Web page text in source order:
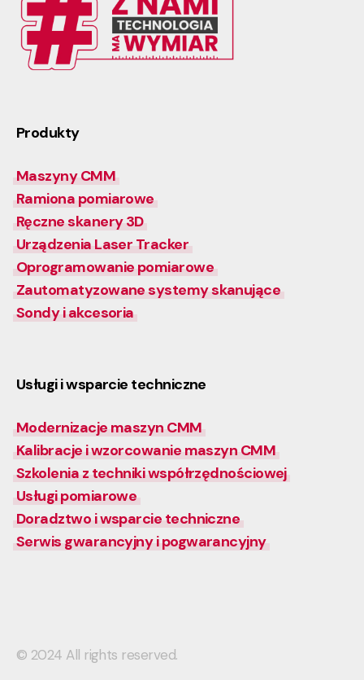
Produkty
Maszyny CMM
Ramiona pomiarowe
Ręczne skanery 3D
Urządzenia Laser Tracker
Oprogramowanie pomiarowe
Zautomatyzowane systemy skanujące
Sondy i akcesoria
Usługi i wsparcie techniczne
Modernizacje maszyn CMM
Kalibracje i wzorcowanie maszyn CMM
Szkolenia z techniki współrzędnościowej
Usługi pomiarowe
Doradztwo i wsparcie techniczne
Serwis gwarancyjny i pogwarancyjny
© 2024 All rights reserved.